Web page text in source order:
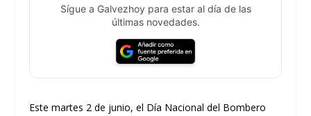
Sígue a Galvezhoy para estar al día de las
últimas novedades.
Este martes 2 de junio, el Día Nacional del Bombero